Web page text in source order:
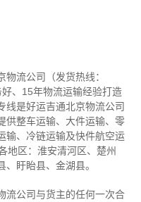
流公司（发货热线：
、15年物流运输经验打造
线是好运吉通北京物流公司
供整车运输、大件运输、零
输、冷链运输及快件航空运
地区：淮安清河区、楚州
盱眙县、金湖县。
流公司与货主的任何一次合